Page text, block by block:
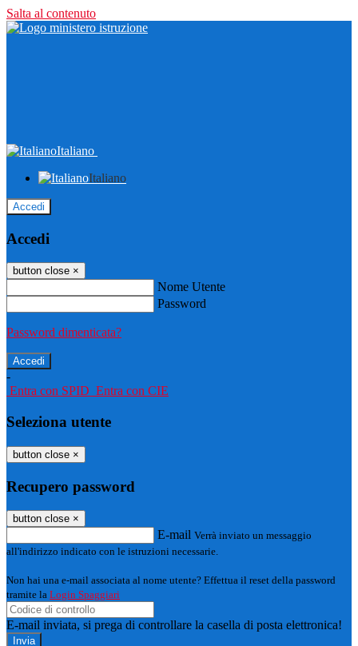
Salta al contenuto
Italiano
Italiano
Accedi
Accedi
button close ×
Nome Utente
Password
Password dimenticata?
-
Entra con SPID Entra con CIE
Seleziona utente
button close ×
Recupero password
button close ×
E-mail Verrà inviato un messaggio
all'indirizzo indicato con le istruzioni necessarie.
Non hai una e-mail associata al nome utente? Effettua il reset della password
tramite la Login Spaggiari
E-mail inviata, si prega di controllare la casella di posta elettronica!